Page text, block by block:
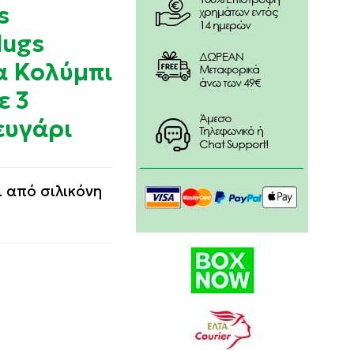
Κολύμπι
3
σιλικόνη